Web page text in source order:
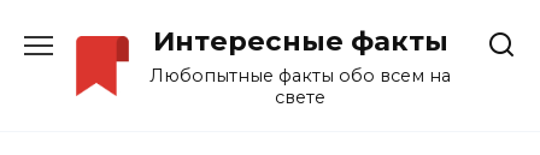
содержанию
Интересные факты
Любопытные факты обо всем на
свете